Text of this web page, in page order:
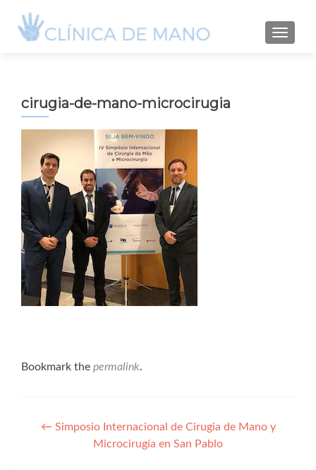
cirugia-de-mano-microcirugia
Bookmark the permalink.
Navegación
← Simposio Internacional de Cirugia de Mano y
Microcirugía en San Pablo